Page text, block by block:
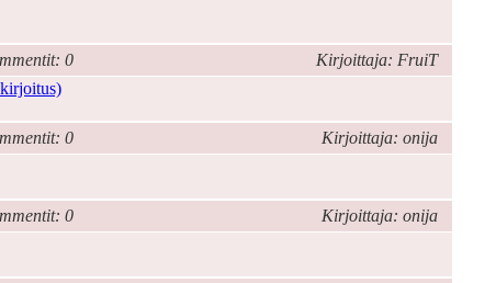
0
Kirjoittaja: FruiT
0
Kirjoittaja: onija
0
Kirjoittaja: onija